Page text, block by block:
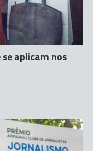
aplicam nos